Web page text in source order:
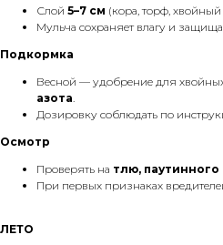
Слой 5–7 см (кора, торф,
Мульча сохраняет влагу и
Подкормка
Весной — удобрение для
азота.
Дозировку соблюдать по
Осмотр
Проверять на тлю,
При первых признаках
ЛЕТО